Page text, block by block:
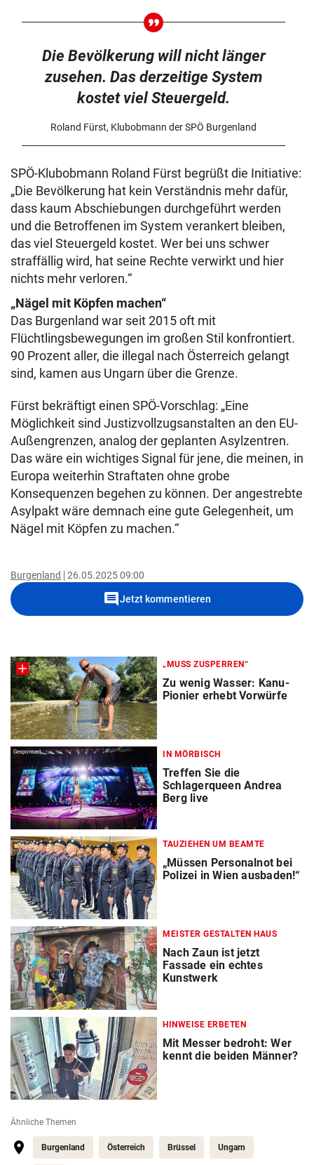
Die Bevölkerung will nicht länger
zusehen. Das derzeitige System
kostet viel Steuergeld.
Roland Fürst, Klubobmann der SPÖ Burgenland
SPÖ-Klubobmann Roland Fürst begrüßt die Initiative:
„Die Bevölkerung hat kein Verständnis mehr dafür,
dass kaum Abschiebungen durchgeführt werden
und die Betroffenen im System verankert bleiben,
das viel Steuergeld kostet. Wer bei uns schwer
straffällig wird, hat seine Rechte verwirkt und hier
nichts mehr verloren.“
„Nägel mit Köpfen machen“
Das Burgenland war seit 2015 oft mit
Flüchtlingsbewegungen im großen Stil konfrontiert.
90 Prozent aller, die illegal nach Österreich gelangt
sind, kamen aus Ungarn über die Grenze.
Fürst bekräftigt einen SPÖ-Vorschlag: „Eine
Möglichkeit sind Justizvollzugsanstalten an den EU-
Außengrenzen, analog der geplanten Asylzentren.
Das wäre ein wichtiges Signal für jene, die meinen, in
Europa weiterhin Straftaten ohne grobe
Konsequenzen begehen zu können. Der angestrebte
Asylpakt wäre demnach eine gute Gelegenheit, um
Nägel mit Köpfen zu machen.“
Burgenland 26.05.2025 09:00
commentJetzt kommentieren
„MUSS ZUSPERREN“
Zu wenig Wasser: Kanu-
Pionier erhebt Vorwürfe
Gesponsert IN MÖRBISCH
Treffen Sie die
Schlagerqueen Andrea
Berg live
TAUZIEHEN UM BEAMTE
„Müssen Personalnot bei
Polizei in Wien ausbaden!“
MEISTER GESTALTEN HAUS
Nach Zaun ist jetzt
Fassade ein echtes
Kunstwerk
HINWEISE ERBETEN
Mit Messer bedroht: Wer
kennt die beiden Männer?
Ähnliche Themen
Burgenland Österreich Brüssel Ungarn